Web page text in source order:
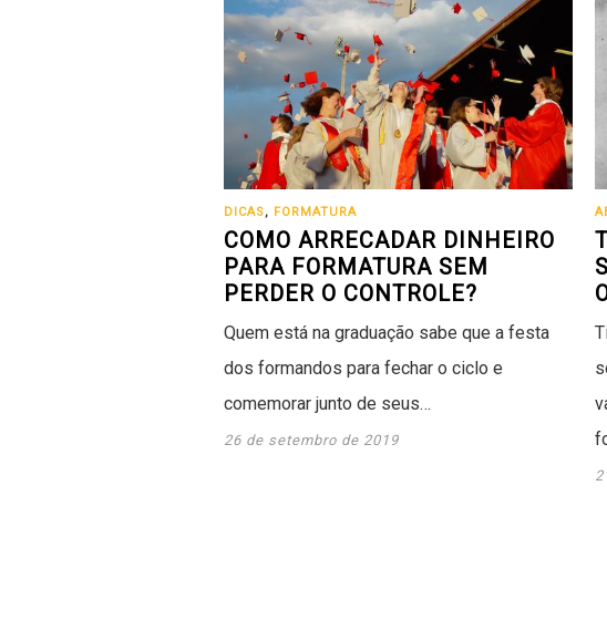
DICAS, FORMATURA
COMO ARRECADAR DINHEIRO
PARA FORMATURA SEM
PERDER O CONTROLE?
Quem está na graduação sabe que a festa
dos formandos para fechar o ciclo e
comemorar junto de seus…
26 de setembro de 2019